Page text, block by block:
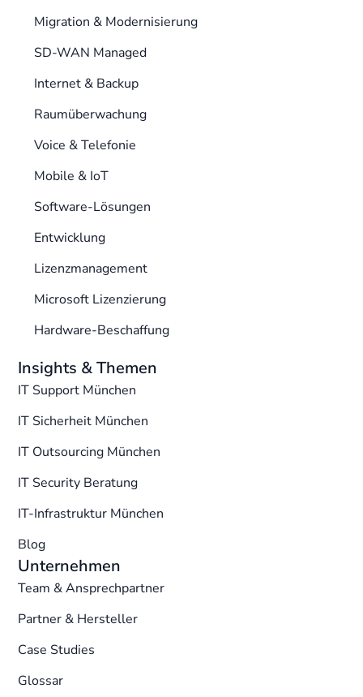
Migration & Modernisierung
SD-WAN Managed
Internet & Backup
Raumüberwachung
Voice & Telefonie
Mobile & IoT
Software-Lösungen
Entwicklung
Lizenzmanagement
Microsoft Lizenzierung
Hardware-Beschaffung
Insights & Themen
IT Support München
IT Sicherheit München
IT Outsourcing München
IT Security Beratung
IT-Infrastruktur München
Blog
Unternehmen
Team & Ansprechpartner
Partner & Hersteller
Case Studies
Glossar